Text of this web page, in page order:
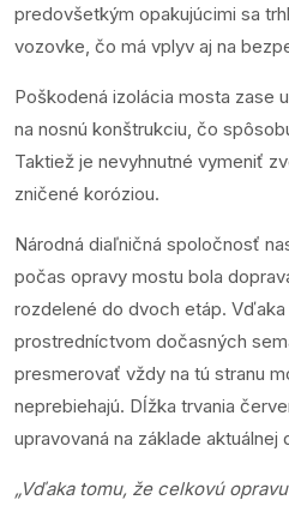
predovšetkým opakujúcimi sa
vozovke, čo má vplyv aj na
Poškodená izolácia mosta zase
na nosnú konštrukciu, čo
Taktiež je nevyhnutné vymeniť
zničené koróziou.
Národná diaľničná spoločnosť
počas opravy mostu bola
rozdelené do dvoch etáp.
prostredníctvom dočasných
presmerovať vždy na tú stranu
neprebiehajú. Dĺžka trvania
upravovaná na základe aktuálnej
„Vďaka tomu, že celkovú